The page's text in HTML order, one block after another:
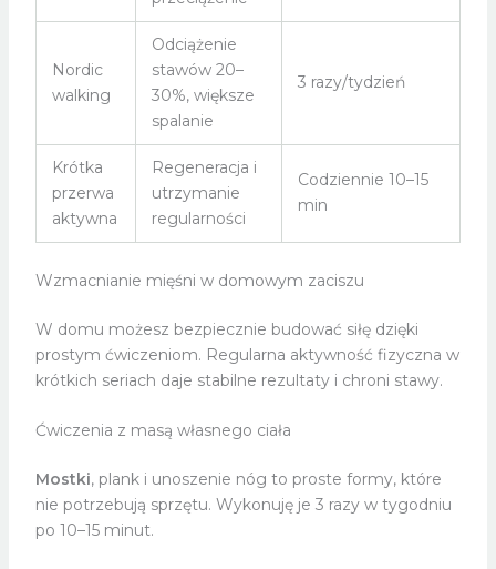
Nordic
walking
Odciążenie
stawów 20–
30%, większe
spalanie
3 razy/tydzień
Krótka
przerwa
aktywna
Regeneracja i
utrzymanie
regularności
Codziennie 10–15
min
Wzmacnianie mięśni w domowym zaciszu
W domu możesz bezpiecznie budować siłę dzięki
prostym ćwiczeniom. Regularna aktywność fizyczna w
krótkich seriach daje stabilne rezultaty i chroni stawy.
Ćwiczenia z masą własnego ciała
Mostki, plank i unoszenie nóg to proste formy, które
nie potrzebują sprzętu. Wykonuję je 3 razy w tygodniu
po 10–15 minut.